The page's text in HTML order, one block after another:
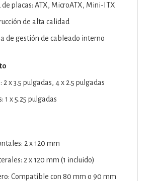
placas: ATX, MicroATX, Mini-ITX
de alta calidad
de gestión de cableado interno
x 3.5 pulgadas, 4 x 2.5 pulgadas
1 x 5.25 pulgadas
2 x 120 mm
2 x 120 mm (1 incluido)
Compatible con 80 mm o 90 mm